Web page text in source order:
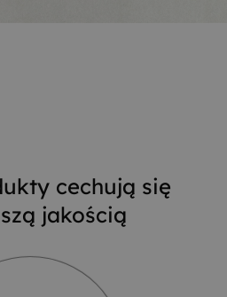
cechują się
jakością